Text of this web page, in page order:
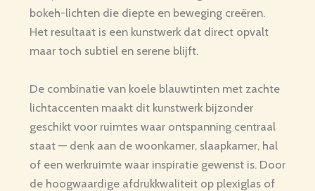
bokeh-lichten die diepte en beweging creëren.
Het resultaat is een kunstwerk dat direct opvalt
maar toch subtiel en serene blijft.
De combinatie van koele blauwtinten met zachte
lichtaccenten maakt dit kunstwerk bijzonder
geschikt voor ruimtes waar ontspanning centraal
staat — denk aan de woonkamer, slaapkamer, hal
of een werkruimte waar inspiratie gewenst is. Door
de hoogwaardige afdrukkwaliteit op plexiglas of